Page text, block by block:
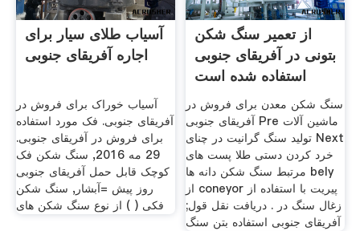
آسیاب طلای سیار برای
اجاره آفریقای جنوبی
آسیاب خوراک برای فروش در
آفریقای جنوبی. فک مورد استفاده
برای فروش در آفریقای جنوبی.
29 مه 2016, سنگ شکن فک
کوچک قابل حمل آفریقای جنوبی
روز پیش =آبشار, سنگ شکن
فکی ( ) از نوع سنگ شکن های
از تعمیر سنگ شکن
بتونی در آفریقای جنوبی
استفاده شده است
سنگ شکن معدن برای فروش در
آفریقای جنوبی Pre ماشین آلات
تولید سنگ گرانیت در چنای Next
خرد کردن دستی طلا پست های
مرتبط سنگ شکن دانه ها bely
از coneyor پیریت با استفاده از
زغال سنگ در . دریافت نقل قول;
آفریقای جنوبی استفاده بتن سنگ